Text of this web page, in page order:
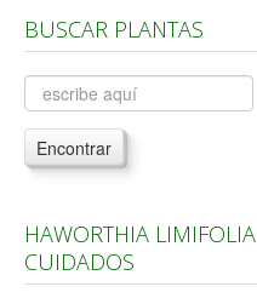
Árboles, Cicas y
Plantas Anuales y
Plantas Bulbosas y
Plantas de Interior
Plantas Aromáticas y de
Plantas Carnívoras y
BUSCAR PLANTAS
Encontrar
HAWORTHIA
CUIDADOS